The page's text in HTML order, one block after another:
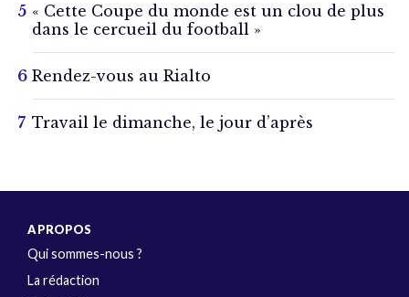
« Cette Coupe du monde est un clou de plus
dans le cercueil du football »
Rendez-vous au Rialto
Travail le dimanche, le jour d’après
A PROPOS
Qui sommes-nous ?
La rédaction